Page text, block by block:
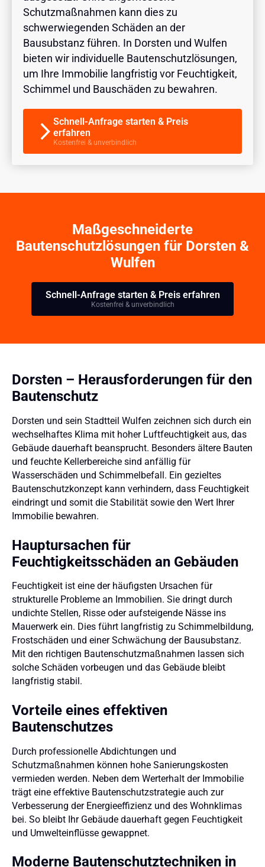
Schutzmaßnahmen kann dies zu
schwerwiegenden Schäden an der
Bausubstanz führen. In Dorsten und Wulfen
bieten wir individuelle Bautenschutzlösungen,
um Ihre Immobilie langfristig vor Feuchtigkeit,
Schimmel und Bauschäden zu bewahren.
Schnell-Anfrage starten & Preis
erfahren
Kostenfrei & unverbindlich
Maßgeschneiderte
Bautenschutzlösungen für Dorsten &
Wulfen
Schnell-Anfrage starten & Preis erfahren
Kostenfrei & unverbindlich
Dorsten – Herausforderungen für den
Bautenschutz
Dorsten und sein Stadtteil Wulfen zeichnen sich durch ein
wechselhaftes Klima mit hoher Luftfeuchtigkeit aus, das
Gebäude dauerhaft beansprucht. Besonders ältere Bauten
und feuchte Kellerbereiche sind anfällig für
Wasserschäden und Schimmelbefall. Ein gezieltes
Bautenschutzkonzept kann verhindern, dass Feuchtigkeit
eindringt und somit die Stabilität sowie den Wert Ihrer
Immobilie bewahren.
Hauptursachen für
Feuchtigkeitsschäden an Gebäuden
Feuchtigkeit ist eine der häufigsten Ursachen für
strukturelle Probleme an Immobilien. Sie dringt durch
undichte Stellen, Risse oder aufsteigende Nässe ins
Mauerwerk ein. Dies führt langfristig zu Schimmelbildung,
Frostschäden und einer Schwächung der Bausubstanz.
Mit den richtigen Bautenschutzmaßnahmen lassen sich
solche Schäden vorbeugen und das Gebäude bleibt
langfristig stabil.
Vorteile eines effektiven
Bautenschutzes
Durch professionelle Abdichtungen und
Schutzmaßnahmen können hohe Sanierungskosten
vermieden werden. Neben dem Werterhalt der Immobilie
trägt eine effektive Bautenschutzstrategie auch zur
Verbesserung der Energieeffizienz und des Wohnklimas
bei. So bleibt Ihr Gebäude dauerhaft gegen Feuchtigkeit
und Umwelteinflüsse gewappnet.
Moderne Bautenschutztechniken in